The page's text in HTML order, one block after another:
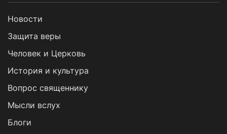
Новости
Защита веры
Человек и Церковь
История и культура
Вопрос священнику
Мысли вслух
Блоги